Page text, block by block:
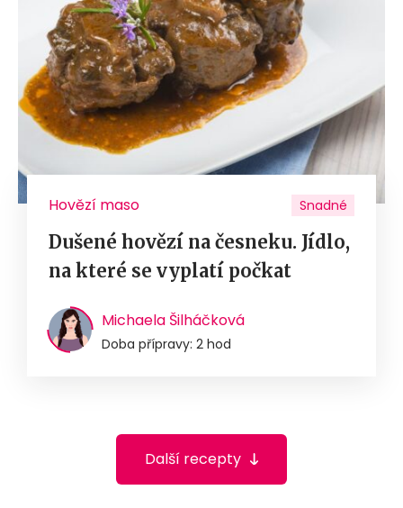
Hovězí maso Snadné
Dušené hovězí na česneku. Jídlo,
na které se vyplatí počkat
Michaela Šilháčková
Doba přípravy: 2 hod
Další recepty